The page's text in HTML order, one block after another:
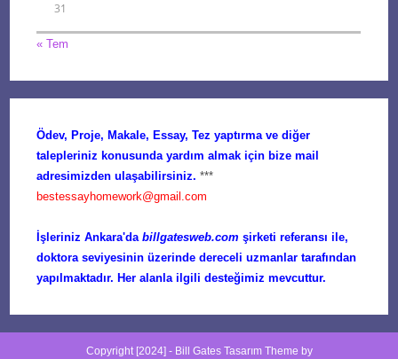
31
« Tem
Ödev, Proje, Makale, Essay, Tez yaptırma ve diğer
talepleriniz konusunda yardım almak için bize mail
adresimizden ulaşabilirsiniz. ***
bestessayhomework@gmail.com
İşleriniz Ankara'dabillgatesweb.com şirketi referansı ile,
doktora seviyesinin üzerinde dereceli uzmanlar tarafından
yapılmaktadır. Her alanla ilgili desteğimiz mevcuttur.
Copyright [2024] - Bill Gates TasarımTheme by